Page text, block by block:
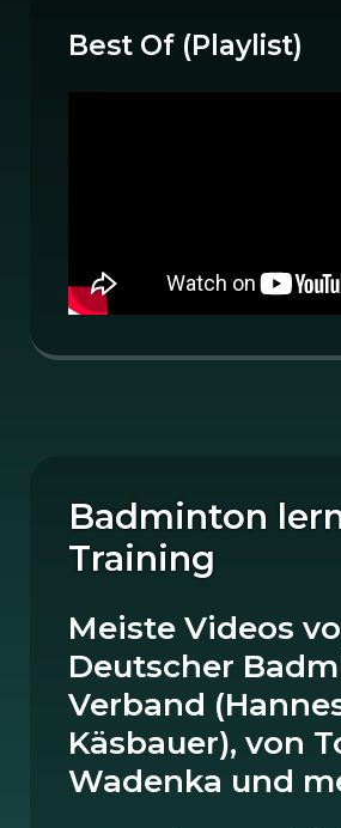
Best Of (Playlist)
Badminton
Training
Meiste Videos
Deutscher
Verband
Käsbauer), von
Wadenka und